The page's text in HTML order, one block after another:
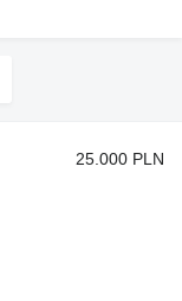
25.000 PLN